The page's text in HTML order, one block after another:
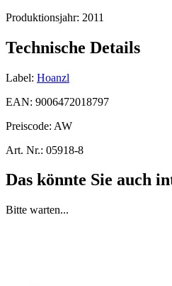
Produktionsjahr: 2011
Technische Details
Label: Hoanzl
EAN: 9006472018797
Preiscode: AW
Art. Nr.: 05918-8
Das könnte Sie auch
Bitte warten...